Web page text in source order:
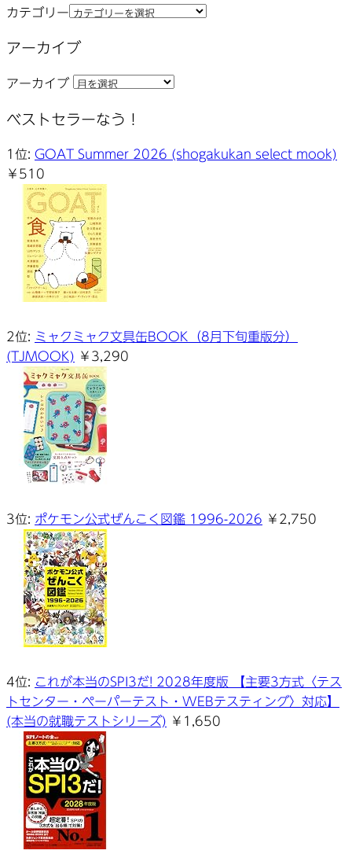
カテゴリー
アーカイブ
アーカイブ
ベストセラーなう！
1位: GOAT Summer 2026 (shogakukan select mook)
￥510
2位: ミャクミャク文具缶BOOK（8月下旬重版分）
(TJMOOK) ￥3,290
3位: ポケモン公式ぜんこく図鑑 1996-2026 ￥2,750
4位: これが本当のSPI3だ! 2028年度版 【主要3方式〈テス
トセンター・ペーパーテスト・WEBテスティング〉対応】
(本当の就職テストシリーズ) ￥1,650